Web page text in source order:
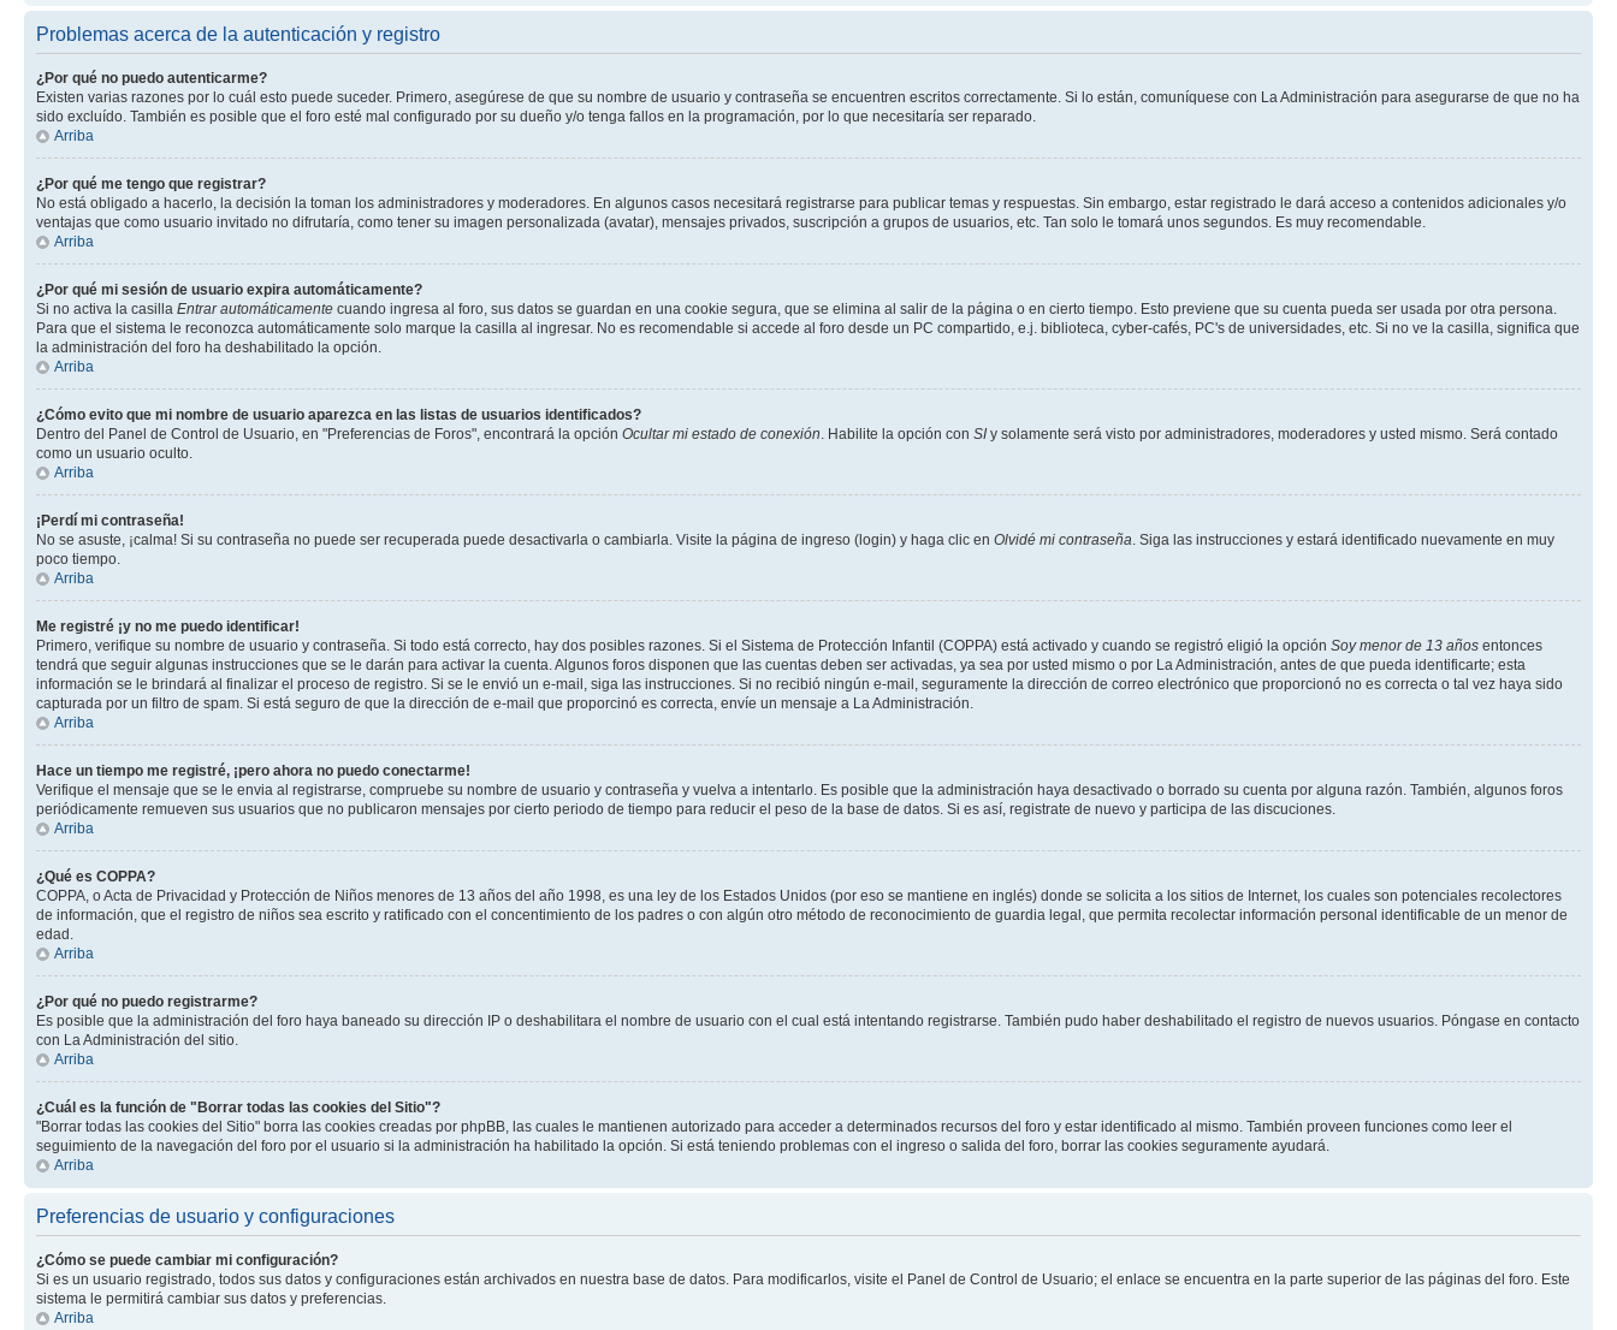
Problemas acerca de la autenticación y registro
¿Por qué no puedo autenticarme?
Existen varias razones por lo cuál esto puede suceder. Primero, asegúrese de que su nombre de usuario y contraseña se encuentren escritos correctamente. Si lo están, comuníquese con La Administración para asegurarse de que no ha
sido excluído. También es posible que el foro esté mal configurado por su dueño y/o tenga fallos en la programación, por lo que necesitaría ser reparado.
Arriba
¿Por qué me tengo que registrar?
No está obligado a hacerlo, la decisión la toman los administradores y moderadores. En algunos casos necesitará registrarse para publicar temas y respuestas. Sin embargo, estar registrado le dará acceso a contenidos adicionales y/o
ventajas que como usuario invitado no difrutaría, como tener su imagen personalizada (avatar), mensajes privados, suscripción a grupos de usuarios, etc. Tan solo le tomará unos segundos. Es muy recomendable.
Arriba
¿Por qué mi sesión de usuario expira automáticamente?
Si no activa la casilla Entrar automáticamente cuando ingresa al foro, sus datos se guardan en una cookie segura, que se elimina al salir de la página o en cierto tiempo. Esto previene que su cuenta pueda ser usada por otra persona.
Para que el sistema le reconozca automáticamente solo marque la casilla al ingresar. No es recomendable si accede al foro desde un PC compartido, e.j. biblioteca, cyber-cafés, PC's de universidades, etc. Si no ve la casilla, significa que
la administración del foro ha deshabilitado la opción.
Arriba
¿Cómo evito que mi nombre de usuario aparezca en las listas de usuarios identificados?
Dentro del Panel de Control de Usuario, en "Preferencias de Foros", encontrará la opción Ocultar mi estado de conexión. Habilite la opción con SI y solamente será visto por administradores, moderadores y usted mismo. Será contado
como un usuario oculto.
Arriba
¡Perdí mi contraseña!
No se asuste, ¡calma! Si su contraseña no puede ser recuperada puede desactivarla o cambiarla. Visite la página de ingreso (login) y haga clic en Olvidé mi contraseña. Siga las instrucciones y estará identificado nuevamente en muy
poco tiempo.
Arriba
Me registré ¡y no me puedo identificar!
Primero, verifique su nombre de usuario y contraseña. Si todo está correcto, hay dos posibles razones. Si el Sistema de Protección Infantil (COPPA) está activado y cuando se registró eligió la opción Soy menor de 13 años entonces
tendrá que seguir algunas instrucciones que se le darán para activar la cuenta. Algunos foros disponen que las cuentas deben ser activadas, ya sea por usted mismo o por La Administración, antes de que pueda identificarte; esta
información se le brindará al finalizar el proceso de registro. Si se le envió un e-mail, siga las instrucciones. Si no recibió ningún e-mail, seguramente la dirección de correo electrónico que proporcionó no es correcta o tal vez haya sido
capturada por un filtro de spam. Si está seguro de que la dirección de e-mail que proporcinó es correcta, envíe un mensaje a La Administración.
Arriba
Hace un tiempo me registré, ¡pero ahora no puedo conectarme!
Verifique el mensaje que se le envia al registrarse, compruebe su nombre de usuario y contraseña y vuelva a intentarlo. Es posible que la administración haya desactivado o borrado su cuenta por alguna razón. También, algunos foros
periódicamente remueven sus usuarios que no publicaron mensajes por cierto periodo de tiempo para reducir el peso de la base de datos. Si es así, registrate de nuevo y participa de las discuciones.
Arriba
¿Qué es COPPA?
COPPA, o Acta de Privacidad y Protección de Niños menores de 13 años del año 1998, es una ley de los Estados Unidos (por eso se mantiene en inglés) donde se solicita a los sitios de Internet, los cuales son potenciales recolectores
de información, que el registro de niños sea escrito y ratificado con el concentimiento de los padres o con algún otro método de reconocimiento de guardia legal, que permita recolectar información personal identificable de un menor de
edad.
Arriba
¿Por qué no puedo registrarme?
Es posible que la administración del foro haya baneado su dirección IP o deshabilitara el nombre de usuario con el cual está intentando registrarse. También pudo haber deshabilitado el registro de nuevos usuarios. Póngase en contacto
con La Administración del sitio.
Arriba
¿Cuál es la función de "Borrar todas las cookies del Sitio"?
"Borrar todas las cookies del Sitio" borra las cookies creadas por phpBB, las cuales le mantienen autorizado para acceder a determinados recursos del foro y estar identificado al mismo. También proveen funciones como leer el
seguimiento de la navegación del foro por el usuario si la administración ha habilitado la opción. Si está teniendo problemas con el ingreso o salida del foro, borrar las cookies seguramente ayudará.
Arriba
Preferencias de usuario y configuraciones
¿Cómo se puede cambiar mi configuración?
Si es un usuario registrado, todos sus datos y configuraciones están archivados en nuestra base de datos. Para modificarlos, visite el Panel de Control de Usuario; el enlace se encuentra en la parte superior de las páginas del foro. Este
sistema le permitirá cambiar sus datos y preferencias.
Arriba